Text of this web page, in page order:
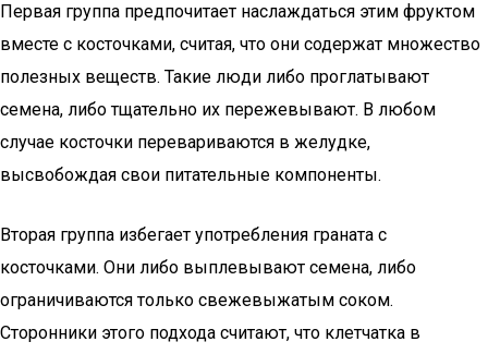
Первая группа предпочитает наслаждаться этим фруктом
вместе с косточками, считая, что они содержат множество
полезных веществ. Такие люди либо проглатывают
семена, либо тщательно их пережевывают. В любом
случае косточки перевариваются в желудке,
высвобождая свои питательные компоненты.
Вторая группа избегает употребления граната с
косточками. Они либо выплевывают семена, либо
ограничиваются только свежевыжатым соком.
Сторонники этого подхода считают, что клетчатка в